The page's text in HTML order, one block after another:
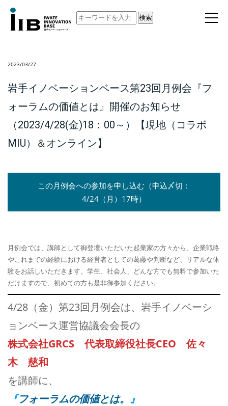
検索
2023/03/27
岩手イノベーションベース第23回月例会『フ
ォーラムの価値とは』開催のお知らせ
（2023/4/28(金)18：00～）【現地（コラボ
MIU）＆オンライン】
この月例会への参加を申し込む（申込〆切：
4/24（月）17時）
月例会では、講師として御登壇いただいた起業家の方々から、企業戦略
やこれまでの経験における経営者としての葛藤や判断など、リアルな体
験をお話しいただきます。学生、社会人、どんな方でも無料で参加いた
だけますので、初めての方も是非御参加ください。
4/28（金）第23回月例会は、岩手イノベーシ
ョンベース運営協議会会長の
株式会社GRCS 代表取締役社長CEO 佐々
木 慈和
を講師に、
『フォーラムの価値とは。 』